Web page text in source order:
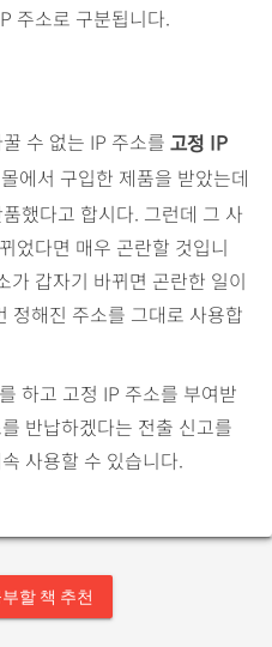
주소로 구분됩니다.
수 없는 IP 주소를 고정 IP
에서 구입한 제품을 받았는데
했다고 합시다. 그런데 그 사
었다면 매우 곤란할 것입니
가 갑자기 바뀌면 곤란한 일이
정해진 주소를 그대로 사용합
하고 고정 IP 주소를 부여받
반납하겠다는 전출 신고를
사용할 수 있습니다.
할 책 추천